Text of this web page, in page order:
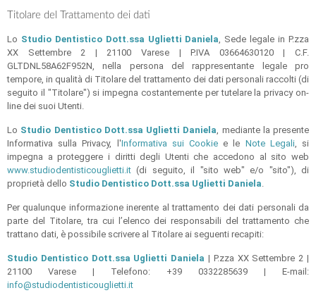
Titolare del Trattamento dei dati
Lo Studio Dentistico Dott.ssa Uglietti Daniela, Sede legale in P.zza
XX Settembre 2 | 21100 Varese | P.IVA 03664630120 | C.F.
GLTDNL58A62F952N, nella persona del rappresentante legale pro
tempore, in qualità di Titolare del trattamento dei dati personali raccolti (di
seguito il "Titolare") si impegna costantemente per tutelare la privacy on-
line dei suoi Utenti.
Lo Studio Dentistico Dott.ssa Uglietti Daniela, mediante la presente
Informativa sulla Privacy, l'Informativa sui Cookie e le Note Legali, si
impegna a proteggere i diritti degli Utenti che accedono al sito web
www.studiodentisticouglietti.it (di seguito, il "sito web" e/o "sito"), di
proprietà dello Studio Dentistico Dott.ssa Uglietti Daniela.
Per qualunque informazione inerente al trattamento dei dati personali da
parte del Titolare, tra cui l’elenco dei responsabili del trattamento che
trattano dati, è possibile scrivere al Titolare ai seguenti recapiti:
Studio Dentistico Dott.ssa Uglietti Daniela | P.zza XX Settembre 2 |
21100 Varese | Telefono: +39 0332285639 | E-mail:
info@studiodentisticouglietti.it